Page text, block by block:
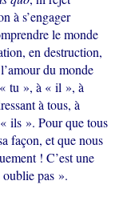
à s’engager
le monde
en destruction,
du monde
tu », à « il », à
à tous, à
ils ». Pour que tous
façon, et que nous
! C’est une
pas ».